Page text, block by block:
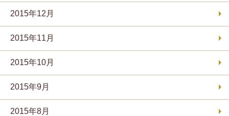
2015年12月
2015年11月
2015年10月
2015年9月
2015年8月